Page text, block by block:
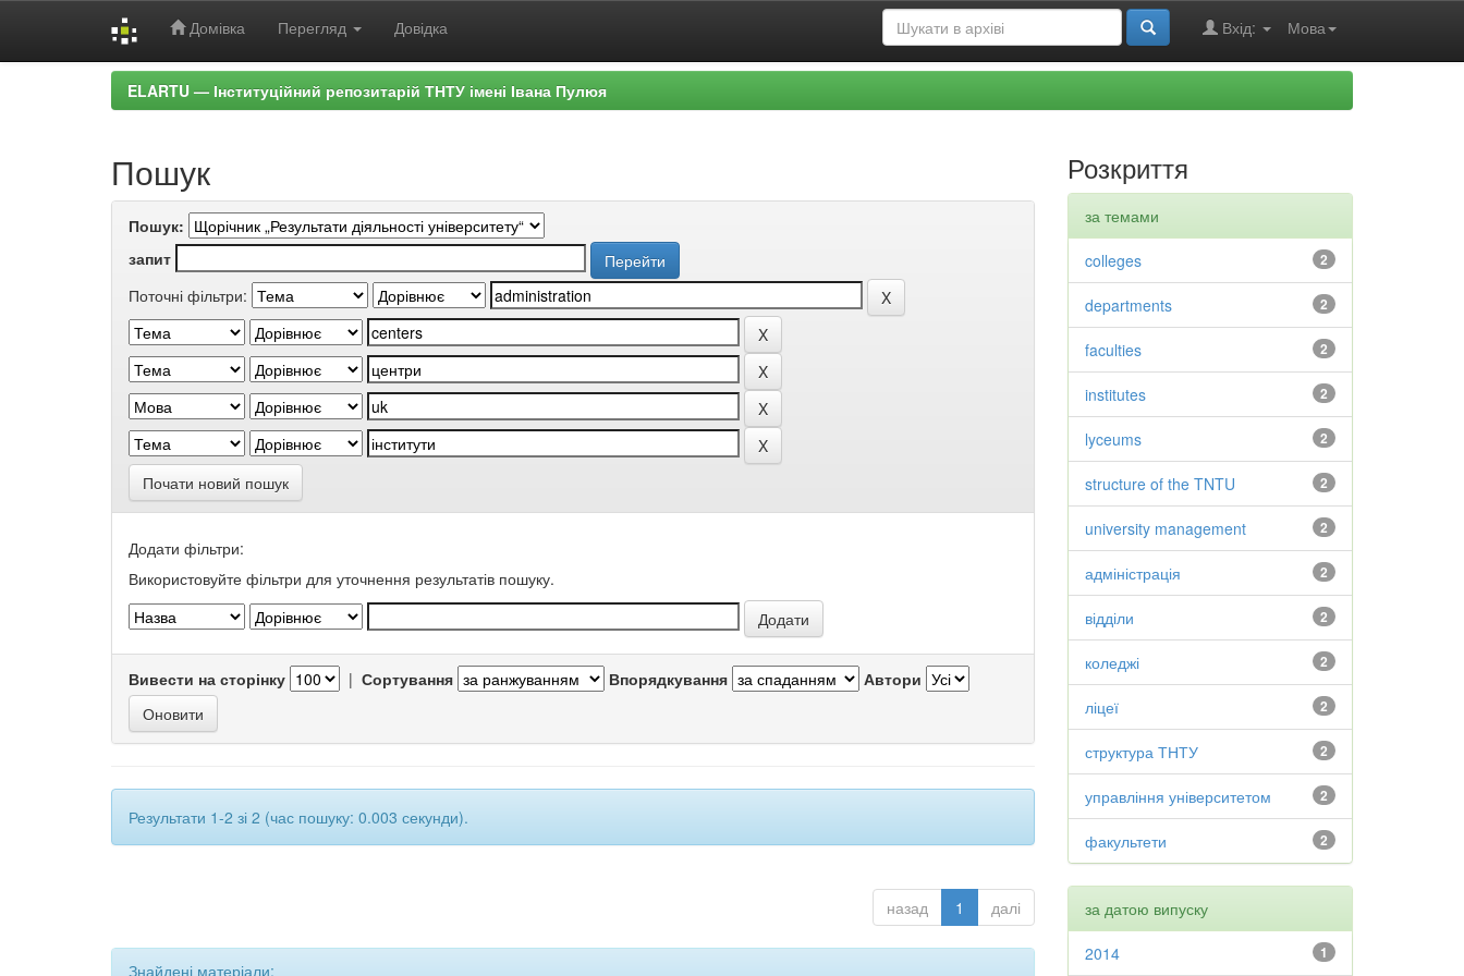
Домівка Перегляд Довідка Мова
Вхід:
ELARTU — Інституційний репозитарій ТНТУ імені Івана Пулюя
Пошук
Пошук:
запит
Поточні фільтри:
Почати новий пошук
Додати фільтри:
Використовуйте фільтри для уточнення результатів пошуку.
Вивести на сторінку | Сортування Впорядкування Автори
Результати 1-2 зі 2 (час пошуку: 0.003 секунди).
назад 1 далі
Знайдені матеріали:
Розкриття
за темами
2
colleges
2
departments
2
faculties
2
institutes
2
lyceums
2
structure of the TNTU
2
university management
2
адміністрація
2
відділи
2
коледжі
2
ліцеї
2
структура ТНТУ
2
управління університетом
2
факультети
за датою випуску
1
2014